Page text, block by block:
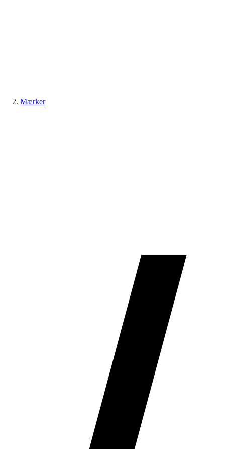
Mærker